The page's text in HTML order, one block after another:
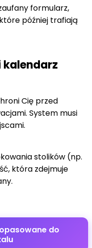
formularz,
później trafiają
Cię przed
System musi
stolików (np.
która zdejmuje
do